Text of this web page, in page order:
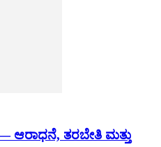
ಆರಾಧನೆ, ತರಬೇತಿ ಮತ್ತು